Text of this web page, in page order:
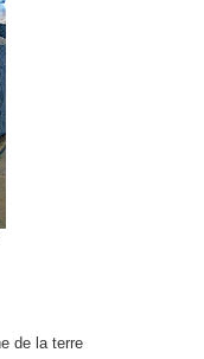
de la terre